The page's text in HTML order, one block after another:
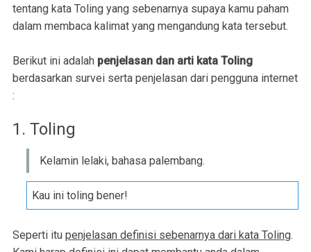
tentang kata Toling yang sebenarnya supaya kamu paham
dalam membaca kalimat yang mengandung kata tersebut.
Berikut ini adalah penjelasan dan arti kata Toling
berdasarkan survei serta penjelasan dari pengguna internet
:
1. Toling
Kelamin lelaki, bahasa palembang.
Kau ini toling bener!
Seperti itu penjelasan definisi sebenarnya dari kata Toling.